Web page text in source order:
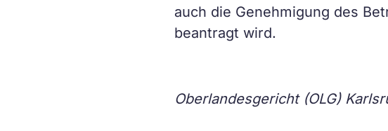
auch die Genehmigung des
beantragt wird.
Oberlandesgericht (OLG)